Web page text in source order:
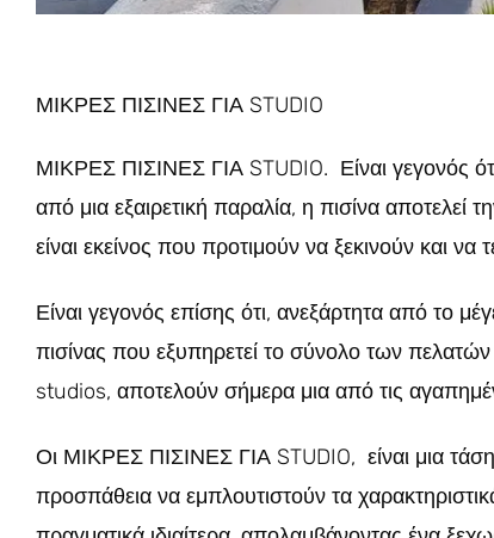
ΜΙΚΡΕΣ ΠΙΣΙΝΕΣ ΓΙΑ STUDIO
ΜΙΚΡΕΣ ΠΙΣΙΝΕΣ ΓΙΑ STUDIO. Είναι γεγονός
από μια εξαιρετική παραλία, η πισίνα
είναι εκείνος που προτιμούν να ξεκινούν και
Είναι γεγονός επίσης ότι, ανεξάρτητα από το
πισίνας που εξυπηρετεί το σύνολο των πελατών
studios, αποτελούν σήμερα μια από τις
Οι ΜΙΚΡΕΣ ΠΙΣΙΝΕΣ ΓΙΑ STUDIO, είναι μια
προσπάθεια να εμπλουτιστούν τα